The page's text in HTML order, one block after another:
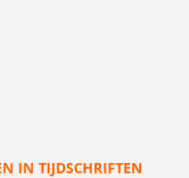
IN TIJDSCHRIFTEN